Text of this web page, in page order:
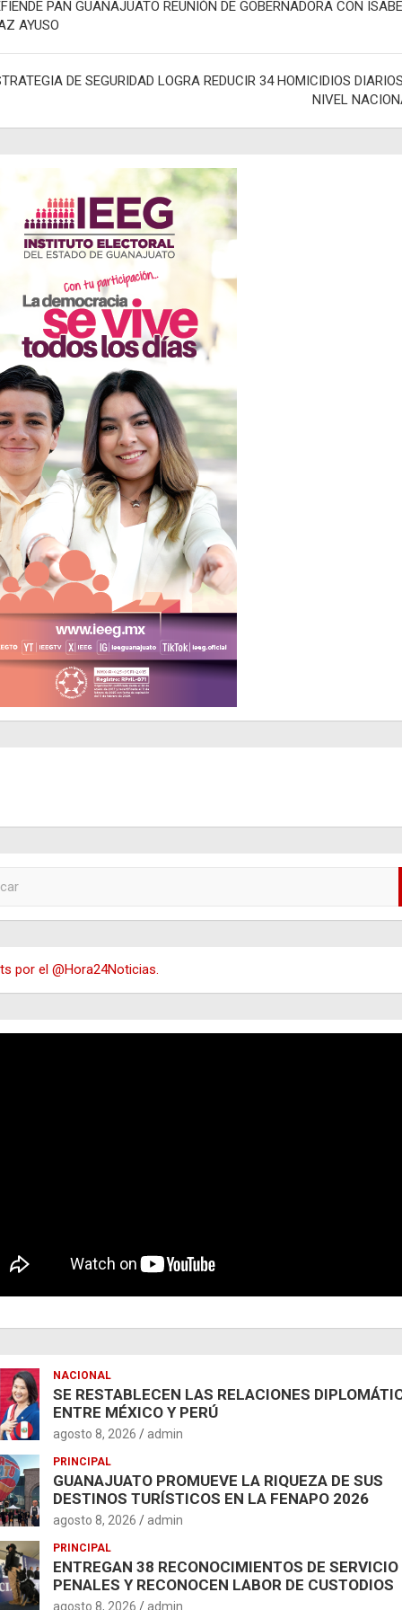
PAN GUANAJUATO REUNIÓN DE GOBERNADORA CON
AYUSO
DE SEGURIDAD LOGRA REDUCIR 34 HOMICIDIOS
NIVEL
por el @Hora24Noticias.
NACIONAL
SE RESTABLECEN LAS RELACIONES
ENTRE MÉXICO Y PERÚ
agosto 8, 2026 admin
PRINCIPAL
GUANAJUATO PROMUEVE LA RIQUEZA DE SUS
DESTINOS TURÍSTICOS EN LA FENAPO 2026
agosto 8, 2026 admin
PRINCIPAL
ENTREGAN 38 RECONOCIMIENTOS DE SERVICIO
PENALES Y RECONOCEN LABOR DE CUSTODIOS
agosto 8, 2026 admin